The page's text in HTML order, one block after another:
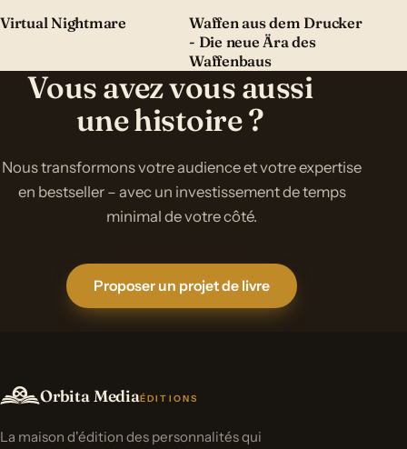
Virtual Nightmare
Waffen aus dem Drucker
- Die neue Ära des
Waffenbaus
Vous avez vous aussi
une histoire ?
Nous transformons votre audience et votre expertise
en bestseller – avec un investissement de temps
minimal de votre côté.
Proposer un projet de livre
Orbita MediaÉDITIONS
La maison d'édition des personnalités qui